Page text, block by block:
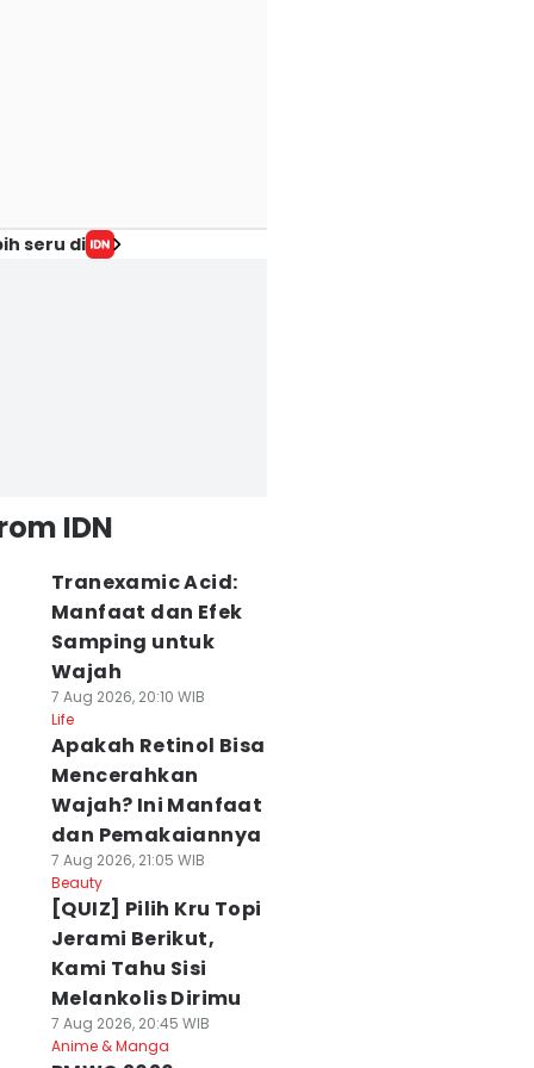
seru di
IDN
Tranexamic Acid:
Manfaat dan Efek
Samping untuk
Wajah
7 Aug 2026, 20:10 WIB
Life
Apakah Retinol Bisa
Mencerahkan
Wajah? Ini Manfaat
dan Pemakaiannya
7 Aug 2026, 21:05 WIB
Beauty
[QUIZ] Pilih Kru Topi
Jerami Berikut,
Kami Tahu Sisi
Melankolis Dirimu
7 Aug 2026, 20:45 WIB
Anime & Manga